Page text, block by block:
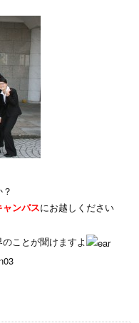
ンパスにお越しください
ことが聞けますよ